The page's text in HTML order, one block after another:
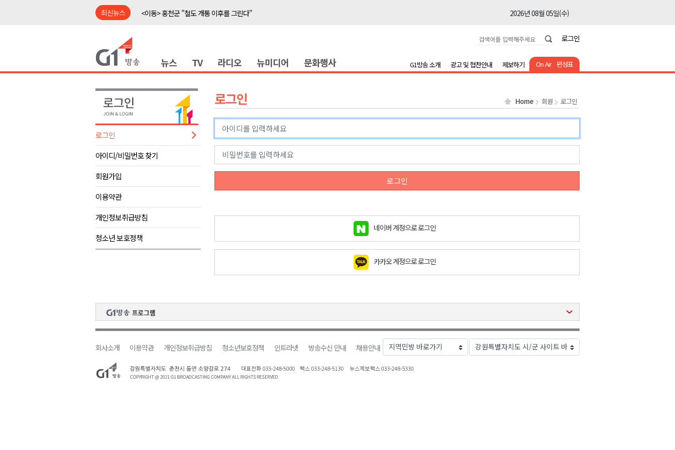
최신뉴스
<이동> 홍천군 "철도 개통 이후를 그린다"
2026년 08월 05일(수)
2026년 08월 05일(수)
강릉 영화영상문화 예산 삭감 반발 확산
2026년 08월 05일(수)
양구군, 상반기 스포츠마케팅 경제효과 212억 원
홍천소방서, 신청사 준공식..33년 만 청사 이전
2026년 08월 05일(수)
ITS 교통도시 강릉..콜 버스 실증
농민단체 "농자재값 폭등, 농산물 가격 하락" 대책 촉구
2026년 08월 05일(수)
<이동> "무더운 여름, 맥주와 함께"..홍천 맥주축제 개막
<이동> 홍천군 "철도 개통 이후를 그린다"
2026년 08월 05일(수)
<이동> 홍천 'K-바이오' 거점 구축 '속도'
2026년 08월 05일(수)
<출연> 신영재 홍천군수 대담
강릉 영화영상문화 예산 삭감 반발 확산
강원자치도, 공공임대주택 1만호 공급
농민단체 "농자재값 폭등, 농산물 가격 하락" 대책 촉구
2026년 08월 05일(수)
로그인
뉴스 TV 라디오 뉴미디어 문화행사 On Air 편성표
G1방송 소개 광고 및 협찬안내 제보하기
로그인
아이디/비밀번호 찾기
회원가입
이용약관
개인정보취급방침
청소년 보호정책
로그인 Home 회원 로그인
로그인
네이버 계정으로 로그인
카카오 계정으로 로그인
회사소개 이용약관 개인정보취급방침 청소년보호정책 인트라넷 방송수신 안내 채용안내